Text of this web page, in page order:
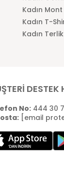
Kadın Mont
Kadın T-
Kadın
DESTEK
No:444 30
[email